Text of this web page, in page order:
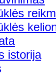
istorija